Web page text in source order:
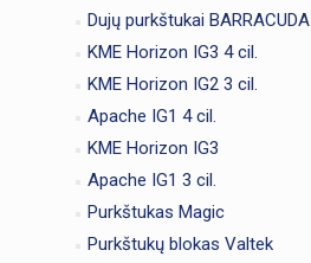
Dujų purkštukai BARRACUDA
KME Horizon IG3 4 cil.
KME Horizon IG2 3 cil.
Apache IG1 4 cil.
KME Horizon IG3
Apache IG1 3 cil.
Purkštukas Magic
Purkštukų blokas Valtek